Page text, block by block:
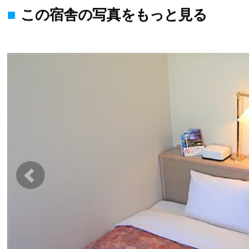
この宿舎の写真をもっと見る